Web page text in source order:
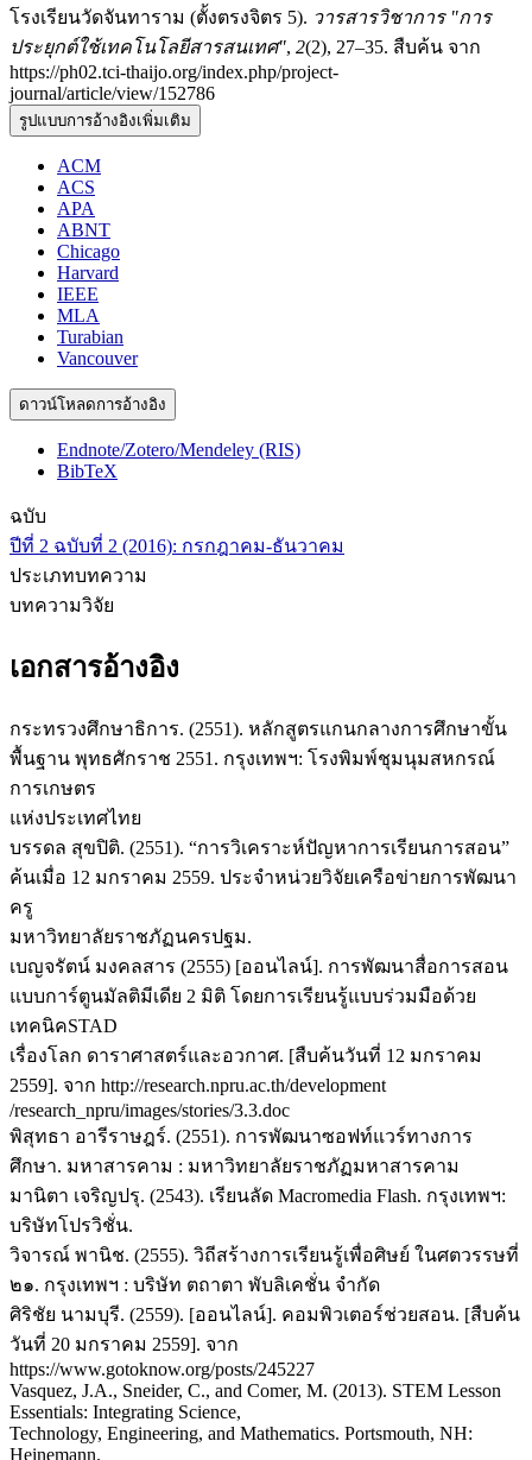
โรงเรียนวัดจันทาราม (ตั้งตรงจิตร 5). วารสารวิชาการ "การ
ประยุกต์ใช้เทคโนโลยีสารสนเทศ", 2(2), 27–35. สืบค้น จาก
https://ph02.tci-thaijo.org/index.php/project-
journal/article/view/152786
รูปแบบการอ้างอิงเพิ่มเติม
ACM
ACS
APA
ABNT
Chicago
Harvard
IEEE
MLA
Turabian
Vancouver
ดาวน์โหลดการอ้างอิง
Endnote/Zotero/Mendeley (RIS)
BibTeX
ฉบับ
ปีที่ 2 ฉบับที่ 2 (2016): กรกฎาคม-ธันวาคม
ประเภทบทความ
บทความวิจัย
เอกสารอ้างอิง
กระทรวงศึกษาธิการ. (2551). หลักสูตรแกนกลางการศึกษาขั้น
พื้นฐาน พุทธศักราช 2551. กรุงเทพฯ: โรงพิมพ์ชุมนุมสหกรณ์
การเกษตร
แห่งประเทศไทย
บรรดล สุขปิติ. (2551). “การวิเคราะห์ปัญหาการเรียนการสอน”
ค้นเมื่อ 12 มกราคม 2559. ประจำหน่วยวิจัยเครือข่ายการพัฒนา
ครู
มหาวิทยาลัยราชภัฏนครปฐม.
เบญจรัตน์ มงคลสาร (2555) [ออนไลน์]. การพัฒนาสื่อการสอน
แบบการ์ตูนมัลติมีเดีย 2 มิติ โดยการเรียนรู้แบบร่วมมือด้วย
เทคนิคSTAD
เรื่องโลก ดาราศาสตร์และอวกาศ. [สืบค้นวันที่ 12 มกราคม
2559]. จาก http://research.npru.ac.th/development
/research_npru/images/stories/3.3.doc
พิสุทธา อารีราษฎร์. (2551). การพัฒนาซอฟท์แวร์ทางการ
ศึกษา. มหาสารคาม : มหาวิทยาลัยราชภัฏมหาสารคาม
มานิตา เจริญปรุ. (2543). เรียนลัด Macromedia Flash. กรุงเทพฯ:
บริษัทโปรวิชั่น.
วิจารณ์ พานิช. (2555). วิถีสร้างการเรียนรู้เพื่อศิษย์ ในศตวรรษที่
๒๑. กรุงเทพฯ : บริษัท ตถาตา พับลิเคชั่น จำกัด
ศิริชัย นามบุรี. (2559). [ออนไลน์]. คอมพิวเตอร์ช่วยสอน. [สืบค้น
วันที่ 20 มกราคม 2559]. จาก
https://www.gotoknow.org/posts/245227
Vasquez, J.A., Sneider, C., and Comer, M. (2013). STEM Lesson
Essentials: Integrating Science,
Technology, Engineering, and Mathematics. Portsmouth, NH:
Heinemann.